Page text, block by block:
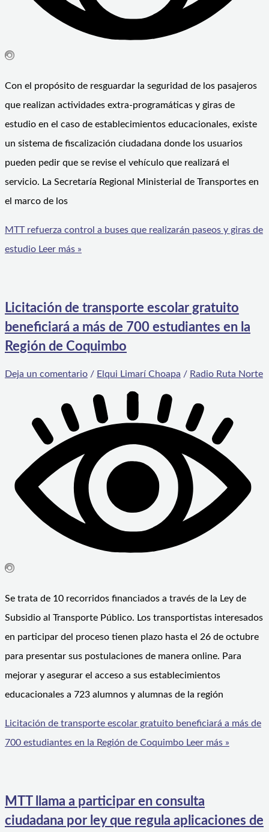
Con el propósito de resguardar la seguridad de los pasajeros
que realizan actividades extra-programáticas y giras de
estudio en el caso de establecimientos educacionales, existe
un sistema de fiscalización ciudadana donde los usuarios
pueden pedir que se revise el vehículo que realizará el
servicio. La Secretaría Regional Ministerial de Transportes en
el marco de los
MTT refuerza control a buses que realizarán paseos y giras de
estudio Leer más »
Licitación de transporte escolar gratuito
beneficiará a más de 700 estudiantes en la
Región de Coquimbo
Deja un comentario / Elqui Limarí Choapa / Radio Ruta Norte
Se trata de 10 recorridos financiados a través de la Ley de
Subsidio al Transporte Público. Los transportistas interesados
en participar del proceso tienen plazo hasta el 26 de octubre
para presentar sus postulaciones de manera online. Para
mejorar y asegurar el acceso a sus establecimientos
educacionales a 723 alumnos y alumnas de la región
Licitación de transporte escolar gratuito beneficiará a más de
700 estudiantes en la Región de Coquimbo Leer más »
MTT llama a participar en consulta
ciudadana por ley que regula aplicaciones de